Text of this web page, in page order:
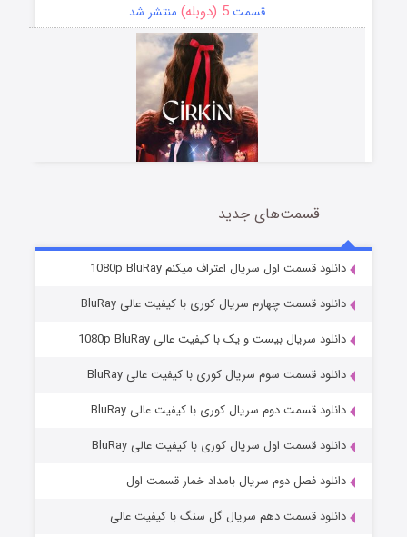
قسمت5 (دوبله) منتشر شد
سریال زشت
قسمت2 (زیرنویس) منتشر شد
مردگان متحرک: شهر مرده ۳
قسمت2 (زیرنویس) منتشر شد
قسمت‌های جدید
دانلود قسمت اول سریال اعتراف میکنم 1080p BluRay
دانلود قسمت چهارم سریال کوری با کیفیت عالی BluRay
دانلود سریال بیست و یک با کیفیت عالی 1080p BluRay
دانلود قسمت سوم سریال کوری با کیفیت عالی BluRay
دانلود قسمت دوم سریال کوری با کیفیت عالی BluRay
دانلود قسمت اول سریال کوری با کیفیت عالی BluRay
دانلود فصل دوم سریال بامداد خمار قسمت اول
دانلود قسمت دهم سریال گل سنگ با کیفیت عالی